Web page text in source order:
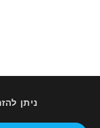
ניתן להזמין את